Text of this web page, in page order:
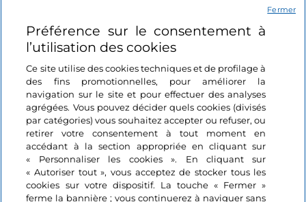
Se connecter
Suivez-nous
Préférence sur le consentement à
l’utilisation des cookies
Ce site utilise des cookies techniques et de profilage à
des fins promotionnelles, pour améliorer la
navigation sur le site et pour effectuer des analyses
agrégées. Vous pouvez décider quels cookies (divisés
par catégories) vous souhaitez accepter ou refuser, ou
retirer votre consentement à tout moment en
accédant à la section appropriée en cliquant sur
« Personnaliser les cookies ». En cliquant sur
« Autoriser tout », vous acceptez de stocker tous les
cookies sur votre dispositif. La touche « Fermer »
ferme la bannière ; vous continuerez à naviguer sans
Fermer